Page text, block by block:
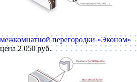
межкомнатной перегородки «Эконом»
цена 2 050 руб.